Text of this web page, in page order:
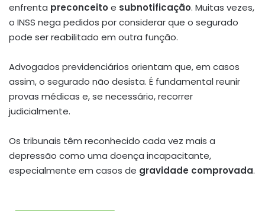
enfrenta preconceito e subnotificação. Muitas vezes,
o INSS nega pedidos por considerar que o segurado
pode ser reabilitado em outra função.
Advogados previdenciários orientam que, em casos
assim, o segurado não desista. É fundamental reunir
provas médicas e, se necessário, recorrer
judicialmente.
Os tribunais têm reconhecido cada vez mais a
depressão como uma doença incapacitante,
especialmente em casos de gravidade comprovada.